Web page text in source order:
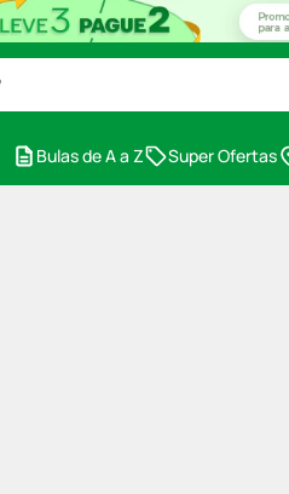
Bulas de A a Z Super Ofertas